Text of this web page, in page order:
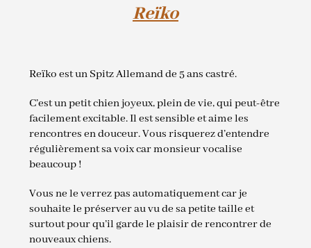
Reïko
Reïko est un Spitz Allemand de 5 ans castré.
C’est un petit chien joyeux, plein de vie, qui peut-être
facilement excitable. Il est sensible et aime les
rencontres en douceur. Vous risquerez d’entendre
régulièrement sa voix car monsieur vocalise
beaucoup !
Vous ne le verrez pas automatiquement car je
souhaite le préserver au vu de sa petite taille et
surtout pour qu’il garde le plaisir de rencontrer de
nouveaux chiens.